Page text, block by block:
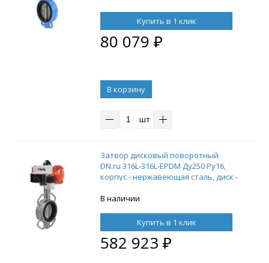
Купить в 1 клик
80 079 ₽
В корзину
шт
Затвор дисковый поворотный
DN.ru 316L-316L-EPDM Ду250 Ру16,
корпус - нержавеющая сталь, диск -
EPDM, с пневмоприводом DN.ru SA-
4M310-08 24V
В наличии
Купить в 1 клик
582 923 ₽